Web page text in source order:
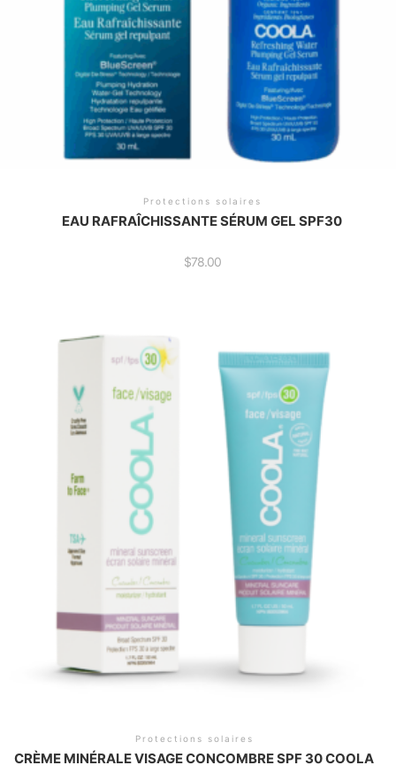
Protections solaires
EAU RAFRAÎCHISSANTE SÉRUM GEL SPF30
$78.00
Protections solaires
CRÈME MINÉRALE VISAGE CONCOMBRE SPF 30 COOLA